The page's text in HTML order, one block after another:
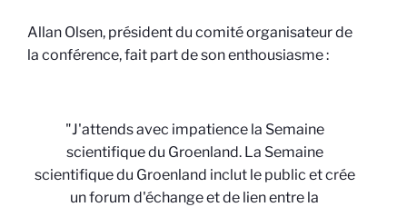
Allan Olsen, président du comité organisateur de
la conférence, fait part de son enthousiasme :
"J'attends avec impatience la Semaine
scientifique du Groenland. La Semaine
scientifique du Groenland inclut le public et crée
un forum d'échange et de lien entre la